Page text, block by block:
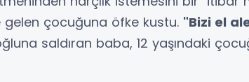
gelen çocuğuna öfke kustu. "Bizi el
saldıran baba, 12 yaşındaki